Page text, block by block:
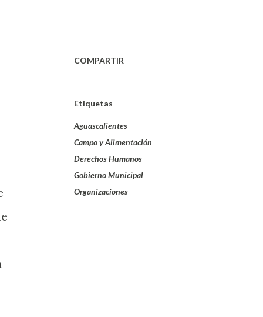
COMPARTIR
Etiquetas
Aguascalientes
Campo y Alimentación
Derechos Humanos
Gobierno Municipal
Organizaciones